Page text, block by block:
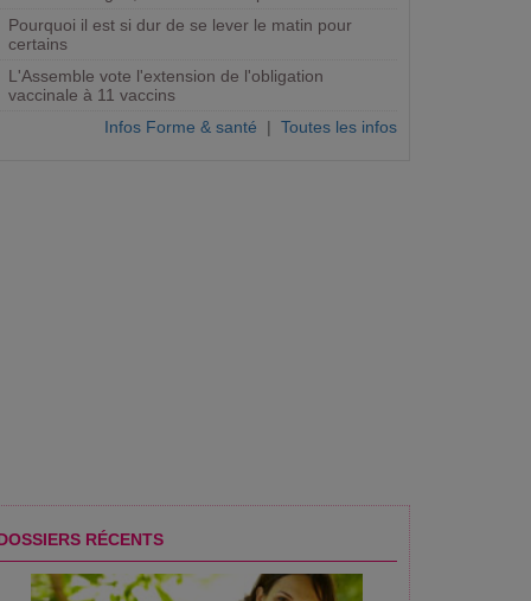
Pourquoi il est si dur de se lever le matin pour
certains
L'Assemble vote l'extension de l'obligation
vaccinale à 11 vaccins
Infos Forme & santé | Toutes les infos
RÉCENTS